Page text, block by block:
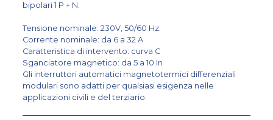
bipolari 1 P + N.
Tensione nominale: 230V, 50/60 Hz.
Corrente nominale: da 6 a 32 A
Caratteristica di intervento: curva C
Sganciatore magnetico: da 5 a 10 In
Gli interruttori automatici magnetotermici differenziali
modulari sono adatti per qualsiasi esigenza nelle
applicazioni civili e del terziario.